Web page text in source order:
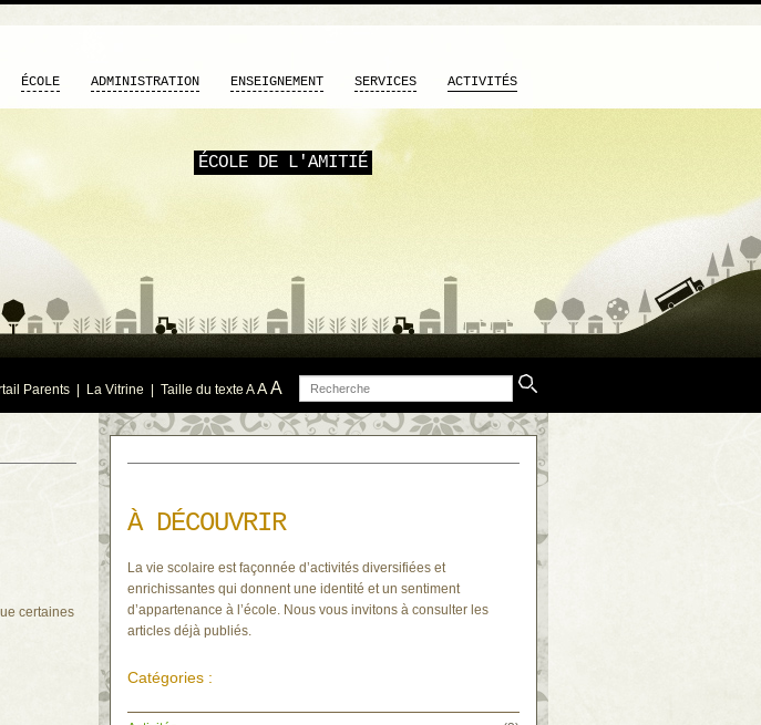
ÉCOLE DE L'AMITIÉ
ÉCOLE ADMINISTRATION ENSEIGNEMENT SERVICES ACTIVITÉS
Parents La Vitrine | Taille du texte A AA Recherche
certaines
À DÉCOUVRIR
La vie scolaire est façonnée d’activités diversifiées et
enrichissantes qui donnent une identité et un sentiment
d’appartenance à l’école. Nous vous invitons à consulter les
articles déjà publiés.
Catégories :